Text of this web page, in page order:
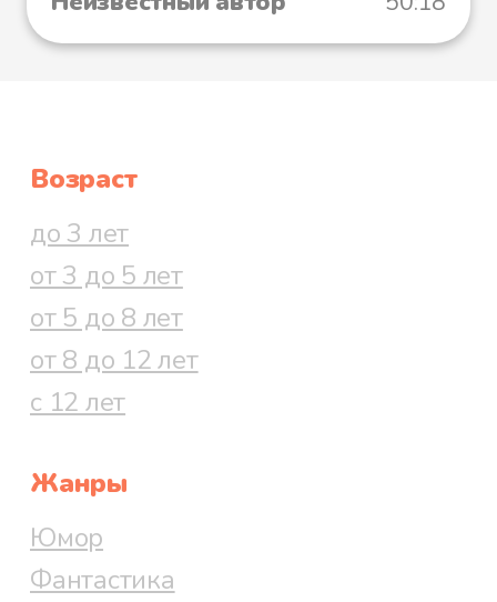
Возраст
до 3 лет
от 3 до 5 лет
от 5 до 8 лет
от 8 до 12 лет
с 12 лет
Жанры
Юмор
Фантастика